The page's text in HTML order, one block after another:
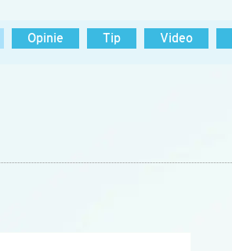
Opinie Tip Video